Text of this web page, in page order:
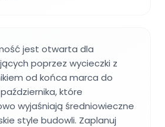
jest otwarta dla
poprzez wycieczki z
od końca marca do
które
wyjaśniają średniowieczne
style budowli. Zaplanuj